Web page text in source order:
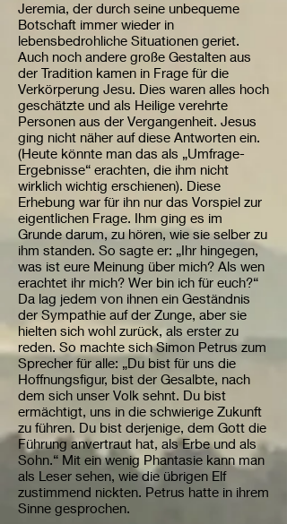
Jeremia, der durch seine unbequeme
Botschaft immer wieder in
lebensbedrohliche Situationen geriet.
Auch noch andere große Gestalten aus
der Tradition kamen in Frage für die
Verkörperung Jesu. Dies waren alles hoch
geschätzte und als Heilige verehrte
Personen aus der Vergangenheit. Jesus
ging nicht näher auf diese Antworten ein.
(Heute könnte man das als „Umfrage-
Ergebnisse“ erachten, die ihm nicht
wirklich wichtig erschienen). Diese
Erhebung war für ihn nur das Vorspiel zur
eigentlichen Frage. Ihm ging es im
Grunde darum, zu hören, wie sie selber zu
ihm standen. So sagte er: „Ihr hingegen,
was ist eure Meinung über mich? Als wen
erachtet ihr mich? Wer bin ich für euch?“
Da lag jedem von ihnen ein Geständnis
der Sympathie auf der Zunge, aber sie
hielten sich wohl zurück, als erster zu
reden. So machte sich Simon Petrus zum
Sprecher für alle: „Du bist für uns die
Hoffnungsfigur, bist der Gesalbte, nach
dem sich unser Volk sehnt. Du bist
ermächtigt, uns in die schwierige Zukunft
zu führen. Du bist derjenige, dem Gott die
Führung anvertraut hat, als Erbe und als
Sohn.“ Mit ein wenig Phantasie kann man
als Leser sehen, wie die übrigen Elf
zustimmend nickten. Petrus hatte in ihrem
Sinne gesprochen.